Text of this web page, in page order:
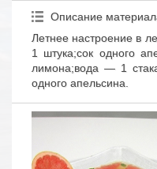
Описание
Летнее настроение в
1 штука;сок одного
лимона;вода — 1
одного апельсина.